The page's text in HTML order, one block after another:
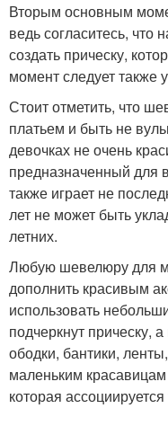
Вторым основным
ведь согласитесь, что
создать прическу,
момент следует также
Стоит отметить, что
платьем и быть не
девочках не очень
предназначенный для
также играет не
лет не может быть
летних.
Любую шевелюру для
дополнить красивым
использовать
подчеркнут прическу,
ободки, бантики,
маленьким
которая